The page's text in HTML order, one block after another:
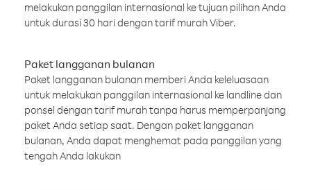
melakukan panggilan internasional ke tujuan pilihan Anda
untuk durasi 30 hari dengan tarif murah Viber.
Paket langganan bulanan
Paket langganan bulanan memberi Anda keleluasaan
untuk melakukan panggilan internasional ke landline dan
ponsel dengan tarif murah tanpa harus memperpanjang
paket Anda setiap saat. Dengan paket langganan
bulanan, Anda dapat menghemat pada panggilan yang
tengah Anda lakukan